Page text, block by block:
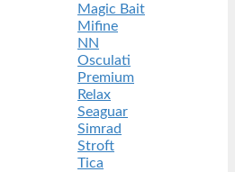
Magic Bait
Mifine
NN
Osculati
Premium
Relax
Seaguar
Simrad
Stroft
Tica